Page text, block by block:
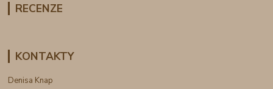
RECENZE
KONTAKTY
Denisa Knap